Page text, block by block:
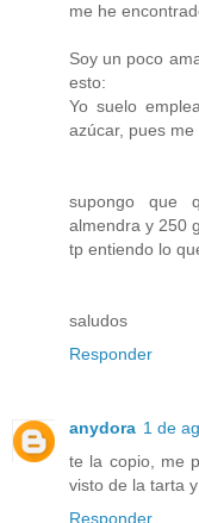
me he
Soy un poco
esto:
Yo suelo
azúcar, pues me
supongo que
almendra y 250
tp entiendo lo
saludos
Responder
anydora 1 de
te la copio, me
visto de la tarta
Responder